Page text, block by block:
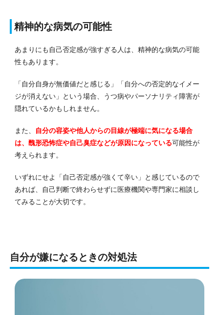
精神的な病気の可能性
あまりにも自己否定感が強すぎる人は、精神的な病気の可能
性もあります。
「自分自身が無価値だと感じる」「自分への否定的なイメー
ジが消えない」という場合、うつ病やパーソナリティ障害が
隠れているかもしれません。
また、
自分の容姿や他人からの目線が極端に気になる場合
は、醜形恐怖症や自己臭症などが原因になっている可能性が
考えられます。
いずれにせよ「自己否定感が強くて辛い」と感じているので
あれば、自己判断で終わらせずに医療機関や専門家に相談し
てみることが大切です。
自分が嫌になるときの対処法